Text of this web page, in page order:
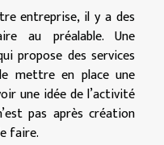
entreprise, il y a des
au préalable. Une
propose des services
mettre en place une
une idée de l’activité
pas après création
faire.